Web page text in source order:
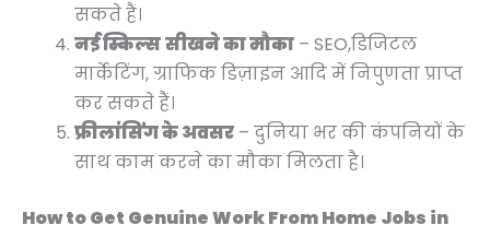
सकते हैं।
नई स्किल्स सीखने का मौका – SEO,डिजिटल
मार्केटिंग, ग्राफिक डिज़ाइन आदि में निपुणता प्राप्त
कर सकते हैं।
फ्रीलांसिंग के अवसर – दुनिया भर की कंपनियों के
साथ काम करने का मौका मिलता है।
How to Get Genuine Work From Home Jobs in